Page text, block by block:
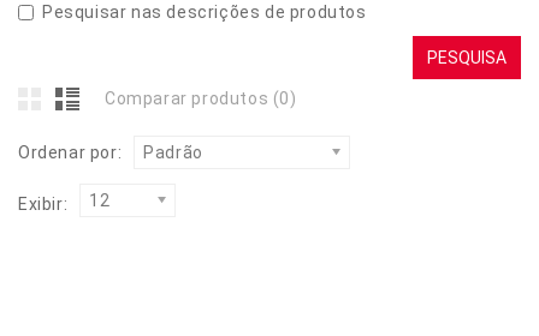
Pesquisar nas descrições de produtos
Comparar produtos (0)
Ordenar por: Padrão
Exibir: 12